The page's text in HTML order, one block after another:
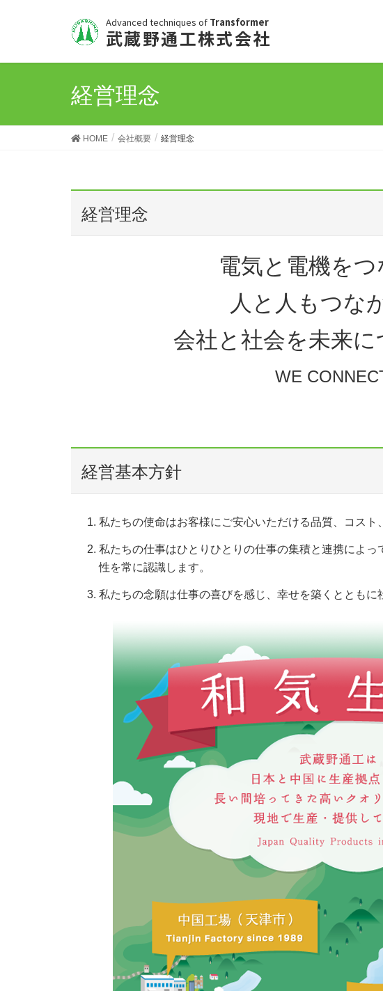
Advanced techniques of Transformer
武蔵野通工株式会社
経営理念
HOME 会社概要 経営理念
経営理念
電気と電機を
人と人もつな
会社と社会を未来
WE
経営基本方針
私たちの使命はお客様にご安心いただける品質、コスト
私たちの仕事はひとりひとりの仕事の集積と連携によ
性を常に認識します。
私たちの念願は仕事の喜びを感じ、幸せを築くとともに